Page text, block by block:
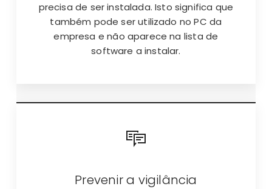
precisa de ser instalada. Isto significa que
também pode ser utilizado no PC da
empresa e não aparece na lista de
software a instalar.
Prevenir a vigilância